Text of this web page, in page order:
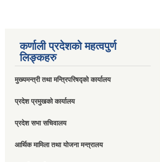
कर्णाली प्रदेशको महत्वपुर्ण
लिङ्कहरु
मुख्यमन्त्री तथा मन्त्रिपरिषद्को कार्यालय
प्रदेश प्रमुखको कार्यालय
प्रदेश सभा सचिवालय
आर्थिक मामिला तथा योजना मन्त्रालय